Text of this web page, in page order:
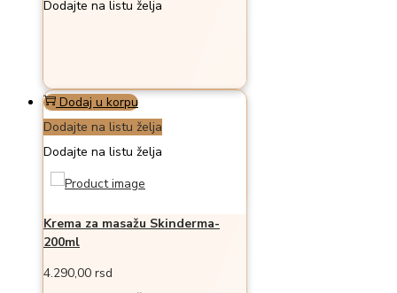
Dodajte na listu želja
Dodaj u korpu
Dodajte na listu želja
Dodajte na listu želja
Krema za masažu Skinderma-
200ml
4.290,00 rsd